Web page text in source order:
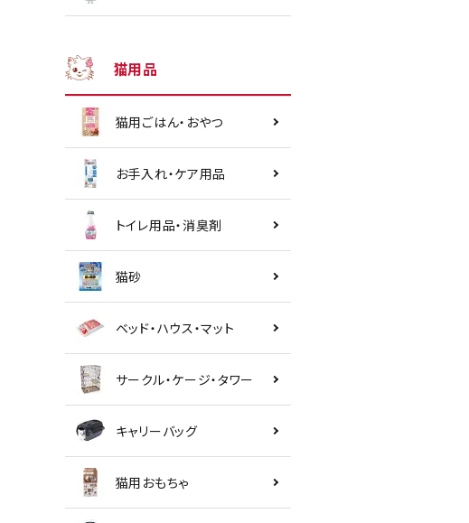
猫用品
猫用ごはん・おやつ
お手入れ・ケア用品
トイレ用品・消臭剤
猫砂
ベッド・ハウス・マット
サークル・ケージ・タワー
キャリーバッグ
猫用おもちゃ